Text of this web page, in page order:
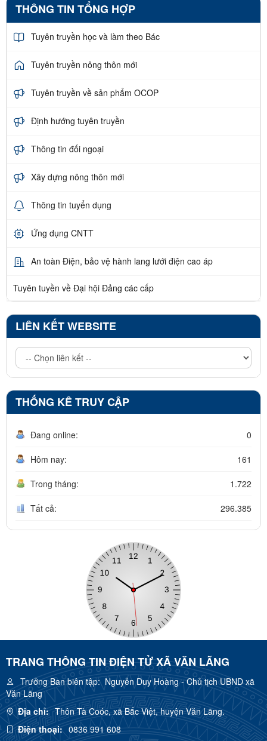
THÔNG TIN TỔNG HỢP
Tuyên truyền học và làm theo Bác
Tuyên truyền nông thôn mới
Tuyên truyền về sản phẩm OCOP
Định hướng tuyên truyền
Thông tin đối ngoại
Xây dựng nông thôn mới
Thông tin tuyển dụng
Ứng dụng CNTT
An toàn Điện, bảo vệ hành lang lưới điện cao áp
Tuyên tuyền về Đại hội Đảng các cấp
LIÊN KẾT WEBSITE
THỐNG KÊ TRUY CẬP
Đang online: 0
Hôm nay: 161
Trong tháng: 1.722
Tất cả: 296.385
TRANG THÔNG TIN ĐIỆN TỬ XÃ VĂN LÃNG
Trưởng Ban biên tập:Nguyễn Duy Hoàng - Chủ tịch UBND xã
Văn Lãng
Địa chỉ: Thôn Tà Coóc, xã Bắc Việt, huyện Văn Lãng.
Điện thoại: 0836 991 608